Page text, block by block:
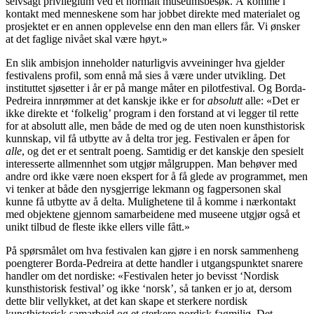
kontakt med menneskene som har jobbet direkte med materialet og
prosjektet er en annen opplevelse enn den man ellers får. Vi ønsker
at det faglige nivået skal være høyt.»
En slik ambisjon inneholder naturligvis avveininger hva gjelder
festivalens profil, som ennå må sies å være under utvikling. Det
instituttet sjøsetter i år er på mange måter en pilotfestival. Og Borda-
Pedreira innrømmer at det kanskje ikke er forabsoluttalle: «Det er
ikke direkte et ‘folkelig’ program i den forstand at vi legger til rette
for at absolutt alle, men både de med og de uten noen kunsthistorisk
kunnskap, vil få utbytte av å delta tror jeg. Festivalen er åpen for
alle, og det er et sentralt poeng. Samtidig er det kanskje den spesielt
interesserte allmennhet som utgjør målgruppen. Man behøver med
andre ord ikke være noen ekspert for å få glede av programmet, men
vi tenker at både den nysgjerrige lekmann og fagpersonen skal
kunne få utbytte av å delta. Mulighetene til å komme i nærkontakt
med objektene gjennom samarbeidene med museene utgjør også et
unikt tilbud de fleste ikke ellers ville fått.»
På spørsmålet om hva festivalen kan gjøre i en norsk sammenheng
poengterer Borda-Pedreira at dette handler i utgangspunktet snarere
handler om det nordiske: «Festivalen heter jo bevisst ‘Nordisk
kunsthistorisk festival’ og ikke ‘norsk’, så tanken er jo at, dersom
dette blir vellykket, at det kan skape et sterkere nordisk